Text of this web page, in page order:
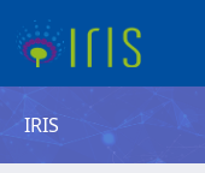
IRIS